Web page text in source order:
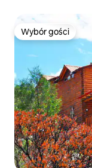
Wybór gości
Wybór gości